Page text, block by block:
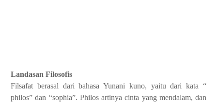
Landasan Filosofis
Filsafat berasal dari bahasa Yunani kuno, yaitu dari kata “
philos” dan “sophia”. Philos artinya cinta yang mendalam, dan